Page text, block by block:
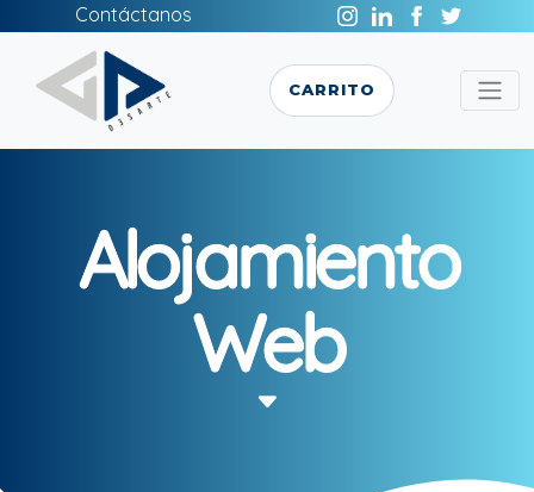
Contáctanos
CARRITO
Alojamiento
Web